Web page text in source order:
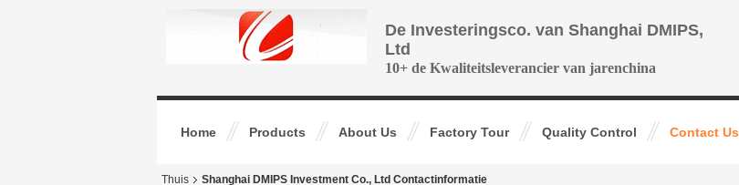
De Investeringsco. van Shanghai DMIPS,
Ltd
10+ de Kwaliteitsleverancier van jarenchina
Home Products About Us Factory Tour Quality Control Contact Us
Thuis Shanghai DMIPS Investment Co., Ltd Contactinformatie